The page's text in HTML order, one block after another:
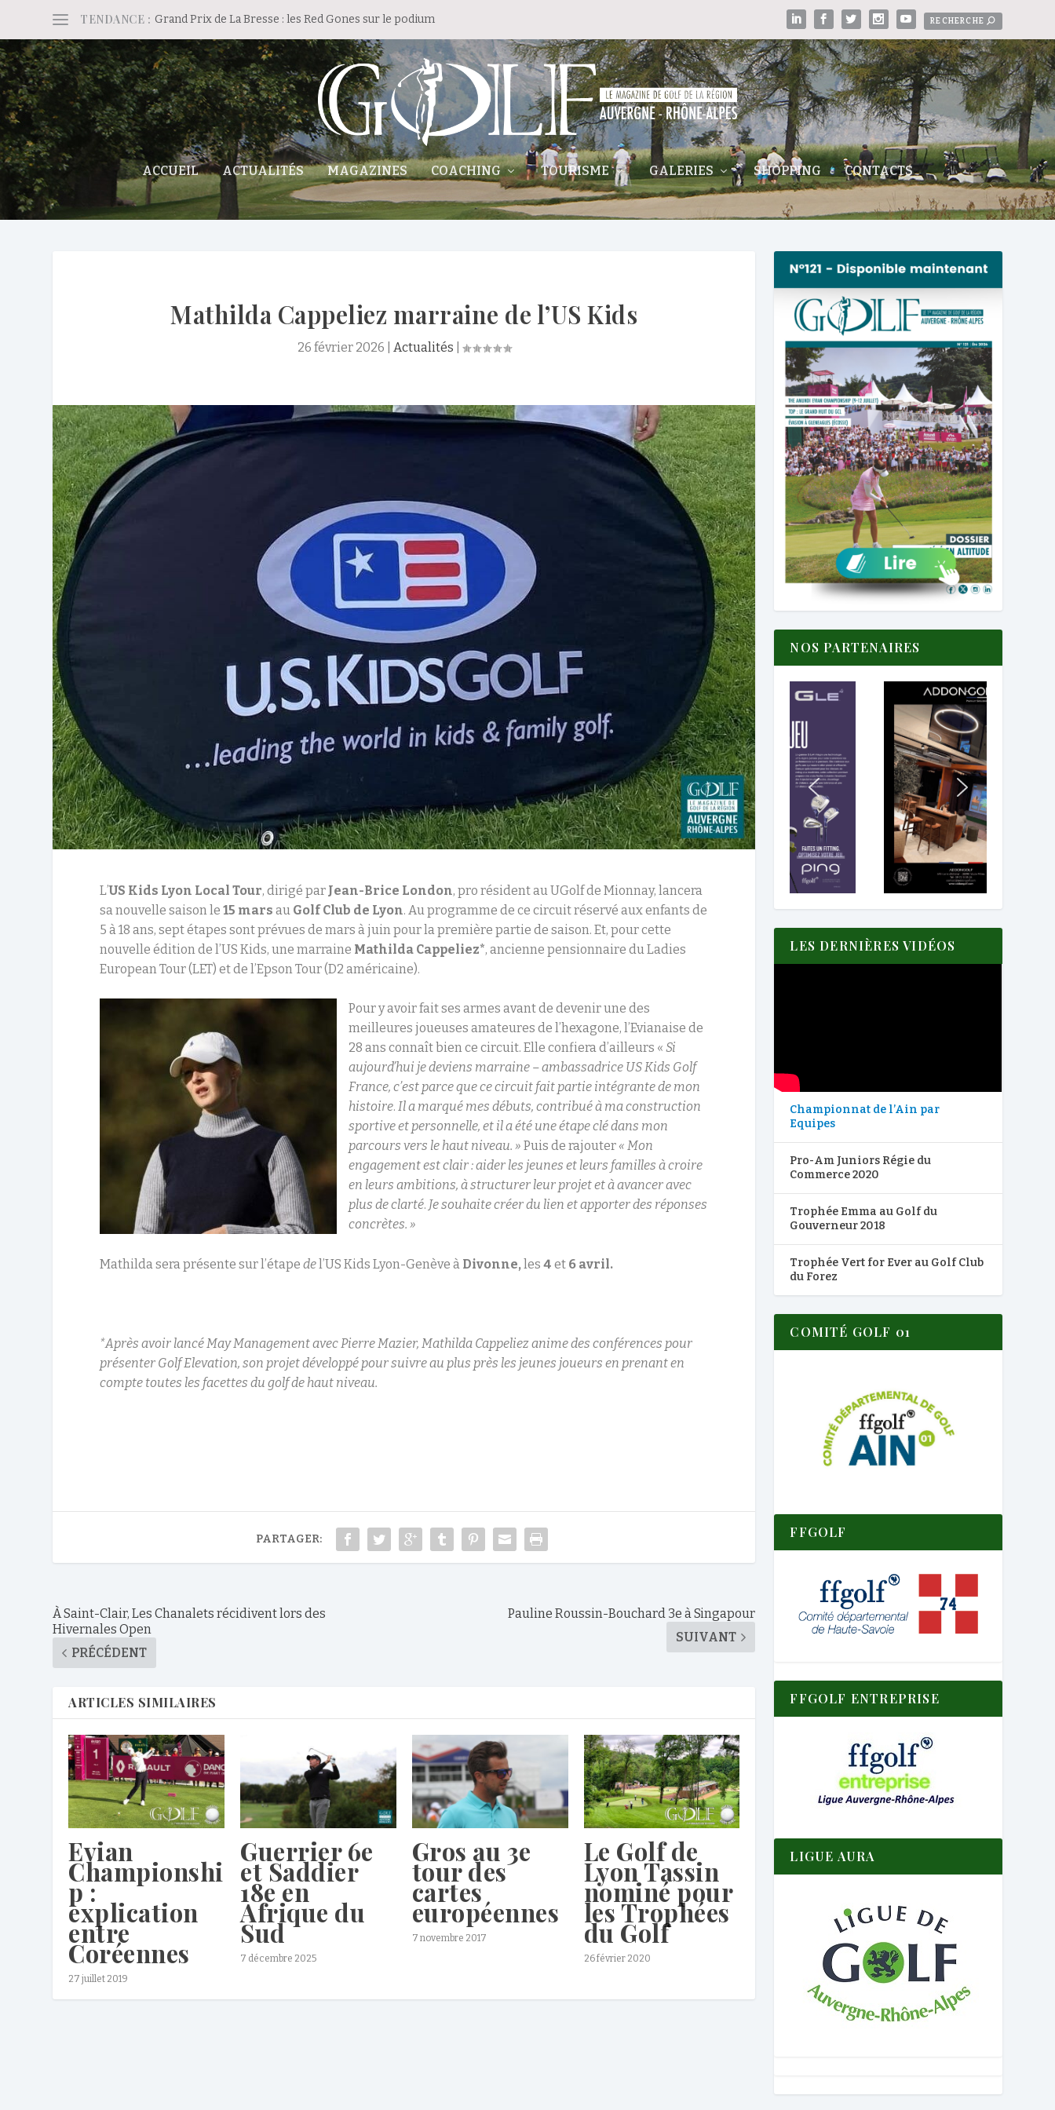
TENDANCE : Grand Prix de La Bresse : les Red Gones sur le podium
ACCUEIL ACTUALITÉS MAGAZINES COACHING TOURISME GALERIES SHOPPING CONTACTS
Mathilda Cappeliez marraine de l’US Kids
26 février 2026 Actualités
L’US Kids Lyon Local Tour, dirigé par Jean-Brice London, pro résident au UGolf de Mionnay, lancera
sa nouvelle saison le15 mars au Golf Club de Lyon. Au programme de ce circuit réservé aux enfants de
5 à 18 ans, sept étapes sont prévues de mars à juin pour la première partie de saison. Et, pour cette
nouvelle édition de l’US Kids, une marraine Mathilda Cappeliez*, ancienne pensionnaire du Ladies
European Tour (LET) et de l’Epson Tour (D2 américaine).
Pour y avoir fait ses armes avant de devenir une des
meilleures joueuses amateures de l’hexagone, l’Evianaise de
28 ans connaît bien ce circuit. Elle confiera d’ailleurs «Si
aujourd’hui je deviens marraine – ambassadrice US Kids Golf
France, c’est parce que ce circuit fait partie intégrante de mon
histoire.Il a marqué mes débuts, contribué à ma construction
sportive et personnelle, et il a été une étape clé dans mon
parcours vers le haut niveau. »Puis de rajouter « Mon
engagement est clair : aider les jeunes et leurs familles à croire
en leurs ambitions, à structurer leur projet et à avancer avec
plus de clarté. Je souhaite créer du lien et apporter des réponses
concrètes. »
Mathilda sera présente sur l’étapedel’US Kids Lyon-Genève à Divonne,les 4et 6 avril.
*Après avoir lancé May Management avec Pierre Mazier, Mathilda Cappeliez anime des conférences pour
présenter Golf Elevation, son projet développé pour suivre au plus près les jeunes joueurs en prenant en
compte toutes les facettes du golf de haut niveau.
PARTAGER:
À Saint-Clair, Les Chanalets récidivent lors des
Hivernales Open
PRÉCÉDENT
Pauline Roussin-Bouchard 3e à Singapour
SUIVANT
ARTICLES SIMILAIRES
Evian
Championshi
p :
explication
entre
Coréennes
27 juillet 2019
Guerrier 6e
et Saddier
18e en
Afrique du
Sud
7 décembre 2025
Gros au 3e
tour des
cartes
européennes
7 novembre 2017
Le Golf de
Lyon Tassin
nominé pour
les Trophées
du Golf
26 février 2020
NOS PARTENAIRES
LES DERNIÈRES VIDÉOS
Championnat de l’Ain par
Equipes
Pro-Am Juniors Régie du
Commerce 2020
Trophée Emma au Golf du
Gouverneur 2018
Trophée Vert for Ever au Golf Club
du Forez
COMITÉ GOLF 01
FFGOLF
FFGOLF ENTREPRISE
LIGUE AURA